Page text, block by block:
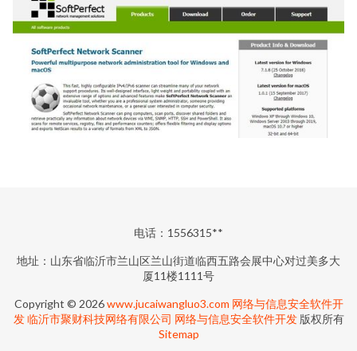
电话：1556315**
地址：山东省临沂市兰山区兰山街道临西五路会展中心对过美多大
厦11楼1111号
Copyright © 2026www.jucaiwangluo3.com 网络与信息安全软件开
发 临沂市聚财科技网络有限公司 网络与信息安全软件开发版权所有
Sitemap